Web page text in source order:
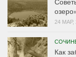
24 МАР,
Как